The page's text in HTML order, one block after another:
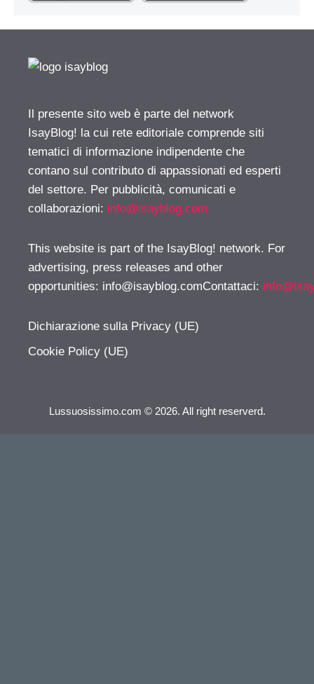
Il presente sito web è parte del network
IsayBlog! la cui rete editoriale comprende siti
tematici di informazione indipendente che
contano sul contributo di appassionati ed esperti
del settore. Per pubblicità, comunicati e
collaborazioni: info@isayblog.com
This website is part of the IsayBlog! network. For
advertising, press releases and other
opportunities: info@isayblog.comContattaci:
Dichiarazione sulla Privacy (UE)
Cookie Policy (UE)
Lussuosissimo.com © 2026. All right reserverd.